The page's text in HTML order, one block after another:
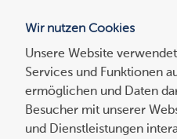
Suchen
nach:
Wir nutzen Cookies
Unsere Website
Services und Funktionen
ermöglichen und Daten
Besucher mit unserer
und Dienstleistungen